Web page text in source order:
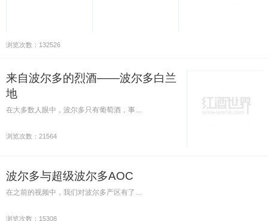
浏览次数：132526
来自波尔多的烈酒——波尔多白兰
地
在大多数人眼中，波尔多只有葡萄酒，事…
浏览次数：21564
波尔多与超级波尔多AOC
在之前的视频中，我们对波尔多产区有了…
浏览次数：15308